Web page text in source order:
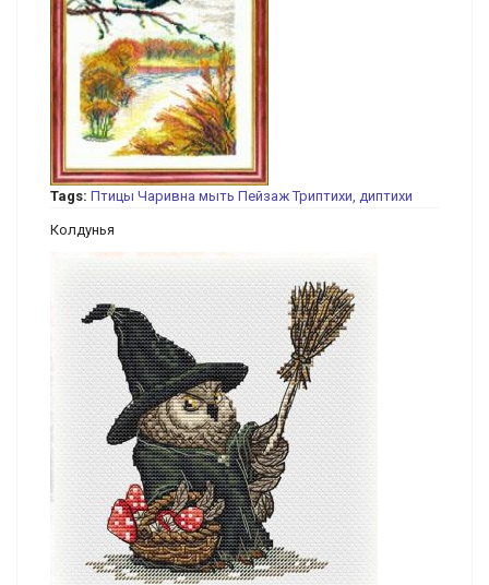
Tags: Птицы Чаривна мыть Пейзаж Триптихи, диптихи
Колдунья